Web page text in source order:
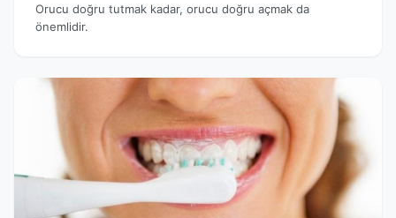
Orucu doğru tutmak kadar, orucu doğru açmak da
önemlidir.